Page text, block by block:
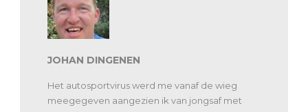
JOHAN DINGENEN
Het autosportvirus werd me vanaf de wieg
meegegeven aangezien ik van jongsaf met